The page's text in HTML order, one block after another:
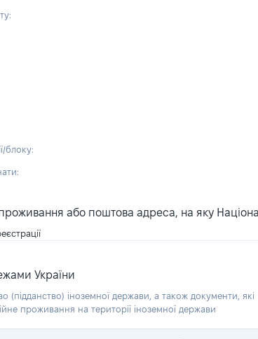
блоку:
або поштова адреса, на яку
України
(підданство) іноземної держави, а також документи, які
проживання на території іноземної держави